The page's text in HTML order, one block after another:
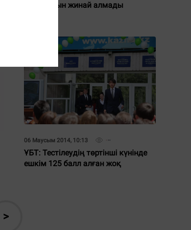
өту баллын жинай алмады
06 Маусым 2014, 10:13
ҰБТ: Тестілеудің төртінші күнінде
ешкім 125 балл алған жоқ
>